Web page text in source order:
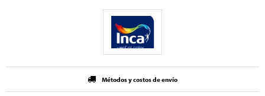
Métodos y costos de envío